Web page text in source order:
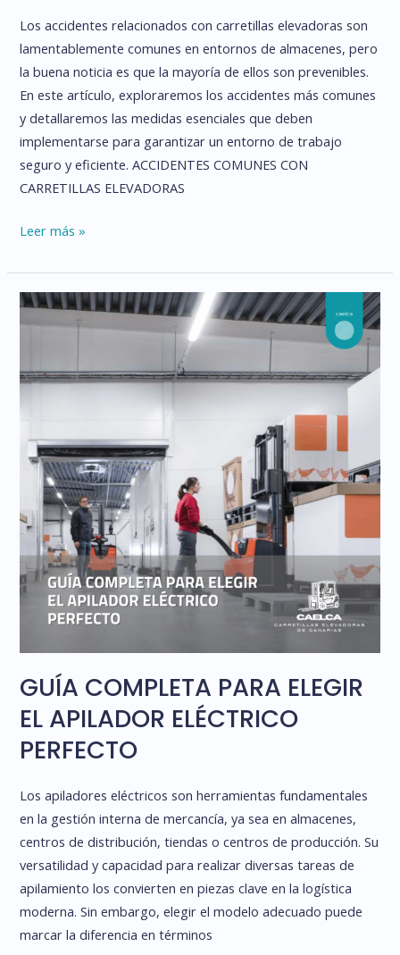
Los accidentes relacionados con carretillas elevadoras son
lamentablemente comunes en entornos de almacenes, pero
la buena noticia es que la mayoría de ellos son prevenibles.
En este artículo, exploraremos los accidentes más comunes
y detallaremos las medidas esenciales que deben
implementarse para garantizar un entorno de trabajo
seguro y eficiente. ACCIDENTES COMUNES CON
CARRETILLAS ELEVADORAS
CÓMO
ACCIDENTES
DE
CARRETILLAS
GUÍA
Leer más »
GUÍA COMPLETA PARA ELEGIR
EL APILADOR ELÉCTRICO
PERFECTO
Los apiladores eléctricos son herramientas fundamentales
en la gestión interna de mercancía, ya sea en almacenes,
centros de distribución, tiendas o centros de producción. Su
versatilidad y capacidad para realizar diversas tareas de
apilamiento los convierten en piezas clave en la logística
moderna. Sin embargo, elegir el modelo adecuado puede
marcar la diferencia en términos